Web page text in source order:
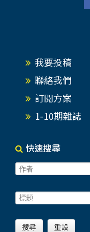
我要投稿
聯絡我們
訂閱方案
1-10期雜誌
快速搜尋